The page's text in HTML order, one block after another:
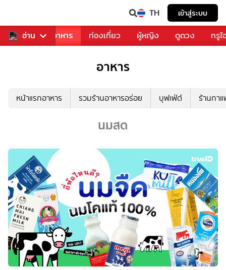
TH เข้าสู่ระบบ
อ่าน
การเพลง อาหาร ท่องเที่ยว ผู้หญิง ดูดวง ทรู
อาหาร
หน้าแรกอาหาร รวมร้านอาหารอร่อย บุฟเฟ่ต์ ร้านกา
นมสด